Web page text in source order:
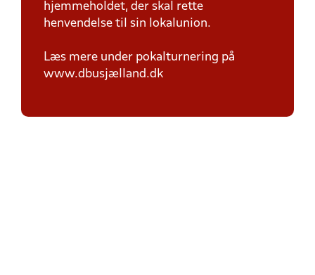
hjemmeholdet, der skal rette
henvendelse til sin lokalunion.
Læs mere under pokalturnering på
www.dbusjælland.dk